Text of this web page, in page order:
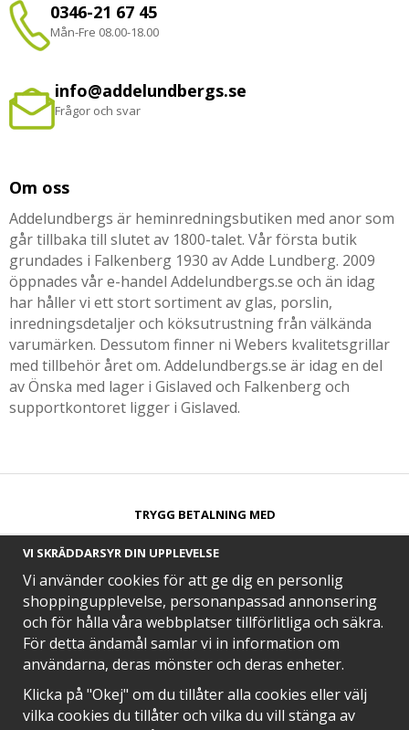
0346-21 67 45
Mån-Fre 08.00-18.00
info@addelundbergs.se
Frågor och svar
Om oss
Addelundbergs är heminredningsbutiken med anor som
går tillbaka till slutet av 1800-talet. Vår första butik
grundades i Falkenberg 1930 av Adde Lundberg. 2009
öppnades vår e-handel Addelundbergs.se och än idag
har håller vi ett stort sortiment av glas, porslin,
inredningsdetaljer och köksutrustning från välkända
varumärken. Dessutom finner ni Webers kvalitetsgrillar
med tillbehör året om. Addelundbergs.se är idag en del
av Önska med lager i Gislaved och Falkenberg och
supportkontoret ligger i Gislaved.
TRYGG BETALNING MED​
SNABB LEVERANS MED
VI SKRÄDDARSYR DIN UPPLEVELSE
Vi använder cookies för att ge dig en personlig
shoppingupplevelse, personanpassad annonsering
och för hålla våra webbplatser tillförlitliga och säkra.
För detta ändamål samlar vi in information om
användarna, deras mönster och deras enheter.
Klicka på "Okej" om du tillåter alla cookies eller välj
vilka cookies du tillåter och vilka du vill stänga av